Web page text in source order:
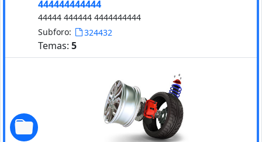
444444444444
44444 444444 4444444444
Subforo:
324432
Temas: 5